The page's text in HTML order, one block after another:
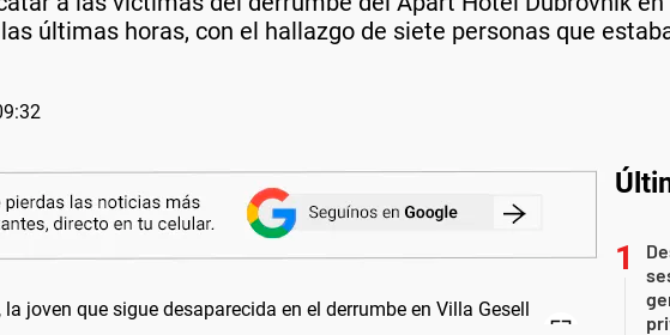
últimas horas, con el hallazgo de siete personas que